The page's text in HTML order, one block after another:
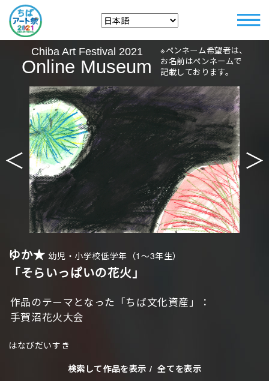
Chiba Art Festival 2021
Online Museum
※ペンネーム希望者は、
お名前はペンネームで
記載しております。
＜ ＞
ゆか★ 幼児・小学校低学年（1〜3年生）
「そらいっぱいの花火」
作品のテーマとなった「ちば文化資産」：
手賀沼花火大会
はなびだいすき
検索して作品を表示 / 全てを表示